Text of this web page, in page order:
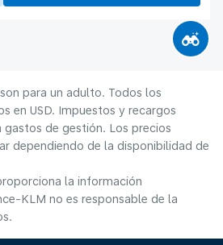
para un adulto. Todos los
en USD. Impuestos y recargos
gastos de gestión. Los precios
dependiendo de la disponibilidad de
la información
KLM no es responsable de la